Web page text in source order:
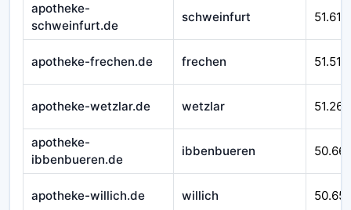
apotheke-
schweinfurt.de
schweinfurt 51.610
apotheke-frechen.de frechen 51.510
apotheke-wetzlar.de wetzlar 51.262
apotheke-
ibbenbueren.de
ibbenbueren
apotheke-willich.de willich